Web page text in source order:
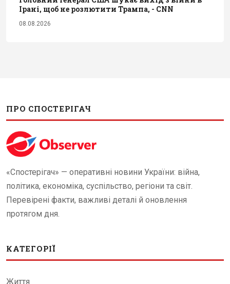
Ірані, щоб не розлютити Трампа, - CNN
08.08.2026
ПРО СПОСТЕРІГАЧ
«Спостерігач» — оперативні новини України: війна,
політика, економіка, суспільство, регіони та світ.
Перевірені факти, важливі деталі й оновлення
протягом дня.
КАТЕГОРІЇ
Життя